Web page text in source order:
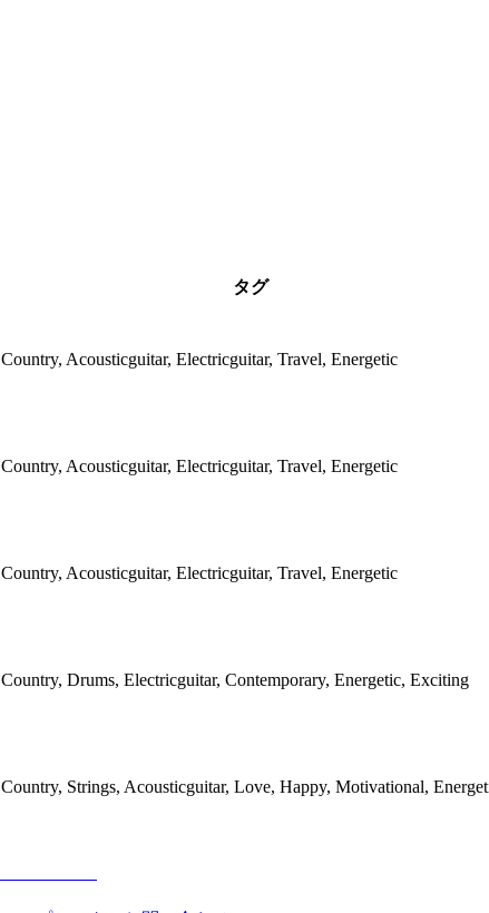
タグ
Country, Acousticguitar, Electricguitar, Travel, Energetic
Country, Acousticguitar, Electricguitar, Travel, Energetic
Country, Acousticguitar, Electricguitar, Travel, Energetic
Country, Drums, Electricguitar, Contemporary, Energetic, Exciting
Country, Strings, Acousticguitar, Love, Happy, Motivational,